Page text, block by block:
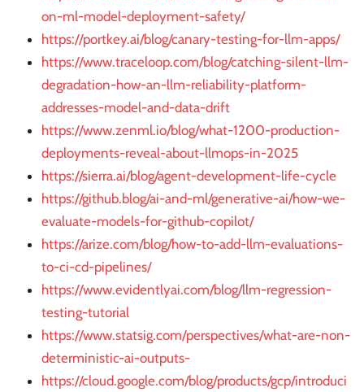
on-ml-model-deployment-safety/
https://portkey.ai/blog/canary-testing-for-llm-apps/
https://www.traceloop.com/blog/catching-silent-llm-
degradation-how-an-llm-reliability-platform-
addresses-model-and-data-drift
https://www.zenml.io/blog/what-1200-production-
deployments-reveal-about-llmops-in-2025
https://sierra.ai/blog/agent-development-life-cycle
https://github.blog/ai-and-ml/generative-ai/how-we-
evaluate-models-for-github-copilot/
https://arize.com/blog/how-to-add-llm-evaluations-
to-ci-cd-pipelines/
https://www.evidentlyai.com/blog/llm-regression-
testing-tutorial
https://www.statsig.com/perspectives/what-are-non-
deterministic-ai-outputs-
https://cloud.google.com/blog/products/gcp/introduci